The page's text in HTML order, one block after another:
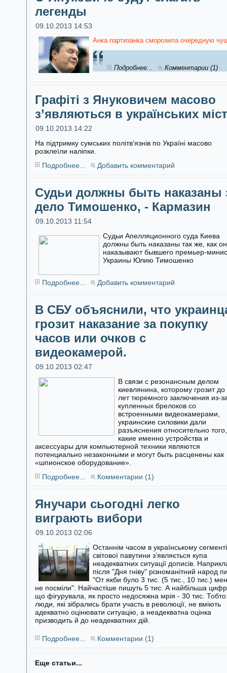
легенды
09.10.2013 14:53
Анка партизанка сморозила очередную
Подробнее... Комментарии (1)
Графіті з Януковичем масово
з’являються в українських
09.10.2013 14:22
На підтримку сумських політв'язнів по Україні масово
розклеїли наліпки.
Подробнее...
Добавить комментарий
Судьи должны быть наказаны
дело Тимошенко, - Кармазин
09.10.2013 11:54
Судьи Апелляционного суда Киева
должны быть наказаны так же, как
наказывают бывшего премьер-
Украины Юлию Тимошенко
Подробнее... Добавить комментарий
В СБУ объяснили, что
грозит наказание за покупку
часов или очков с
видеокамерой.
09.10.2013 02:47
В связи с резонансным делом
киевлянина, которому грозит до
лет тюремного заключения из-
купленных брелоков со
встроенными видеокамерами,
украинские силовики дали
разъяснения относительно того,
какие именно устройства и
аксессуары для компьютерной техники являются
потенциально незаконными и могут быть расценены как
«шпионское оборудование».
Подробнее...
Комментарии (1)
Янучари сьогодні легко
виграють вибори
09.10.2013 02:06
Останнім часом в українському сегменті
світової павутини з’являється купа
неадекватних ситуації дописів.
після "Дня гніву" різноманітний народ
"От якби було 3 тис. (5 тис., 10 тис.)
не посміли". Найчастіше пишуть 5 тис. А найбільша
що фігурувала, як просто недосяжна мрія - 30 тис. Тобто
люди, які зібрались брати участь в революції, не вміють
адекватно оцінювати ситуацію, а неадекватна оцінка
призводить й до неадекватних дій.
Подробнее... Комментарии (1)
Еще статьи...